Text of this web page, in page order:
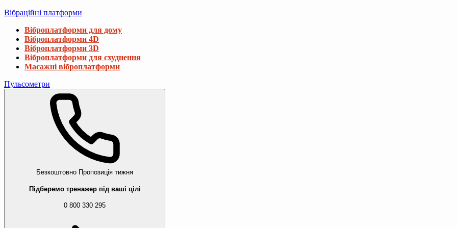
Вібраційні платформи
Віброплатформи для дому
Віброплатформи 4D
Віброплатформи 3D
Віброплатформи для схуднення
Масажні віброплатформи
Пульсометри
Безкоштовно Пропозиція тижня
Підберемо тренажер під ваші цілі
0 800 330 295